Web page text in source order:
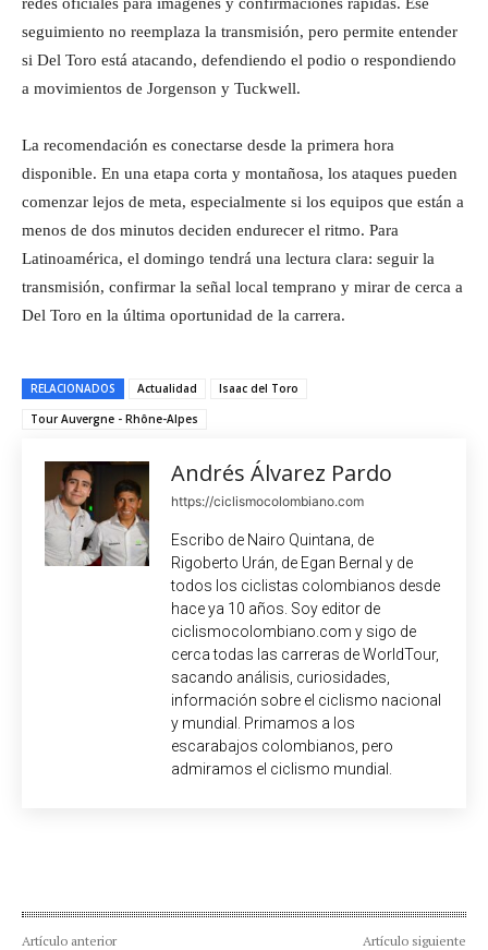
seguimiento no reemplaza la transmisión, pero permite entender
si Del Toro está atacando, defendiendo el podio o respondiendo
a movimientos de Jorgenson y Tuckwell.
La recomendación es conectarse desde la primera hora
disponible. En una etapa corta y montañosa, los ataques pueden
comenzar lejos de meta, especialmente si los equipos que están a
menos de dos minutos deciden endurecer el ritmo. Para
Latinoamérica, el domingo tendrá una lectura clara: seguir la
transmisión, confirmar la señal local temprano y mirar de cerca a
Del Toro en la última oportunidad de la carrera.
RELACIONADOS Actualidad
Isaac del Toro
Tour Auvergne - Rhône-Alpes
Andrés Álvarez Pardo
https://ciclismocolombiano.com
Escribo de Nairo Quintana, de
Rigoberto Urán, de Egan Bernal y de
todos los ciclistas colombianos desde
hace ya 10 años. Soy editor de
ciclismocolombiano.com y sigo de
cerca todas las carreras de WorldTour,
sacando análisis, curiosidades,
información sobre el ciclismo nacional
y mundial. Primamos a los
escarabajos colombianos, pero
admiramos el ciclismo mundial.
Artículo anterior Artículo siguiente